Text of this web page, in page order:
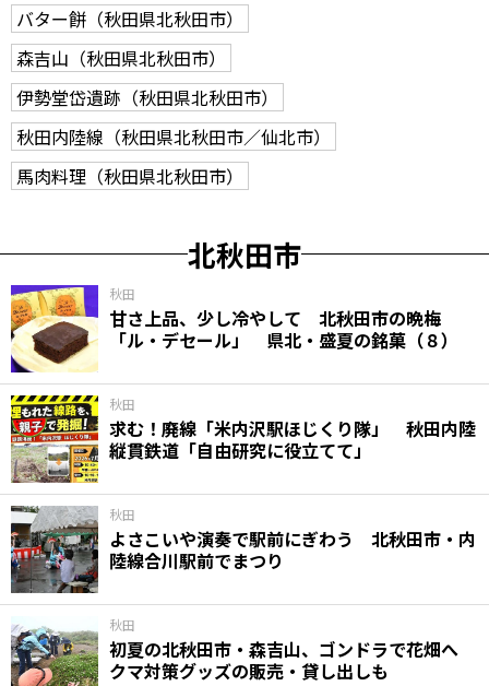
バター餅（秋田県北秋田市）
森吉山（秋田県北秋田市）
伊勢堂岱遺跡（秋田県北秋田市）
秋田内陸線（秋田県北秋田市／仙北市）
馬肉料理（秋田県北秋田市）
北秋田市
秋田
甘さ上品、少し冷やして 北秋田市の晩梅
「ル・デセール」 県北・盛夏の銘菓（８）
秋田
求む！廃線「米内沢駅ほじくり隊」 秋田内陸
縦貫鉄道「自由研究に役立てて」
秋田
よさこいや演奏で駅前にぎわう 北秋田市・内
陸線合川駅前でまつり
秋田
初夏の北秋田市・森吉山、ゴンドラで花畑へ
クマ対策グッズの販売・貸し出しも